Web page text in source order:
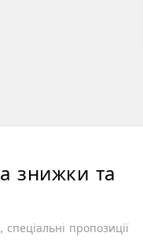
знижки та
спеціальні пропозиції